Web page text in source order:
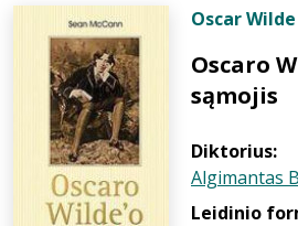
Oscar Wilde
Oscaro
sąmojis
Diktorius:
Algimantas
Leidinio